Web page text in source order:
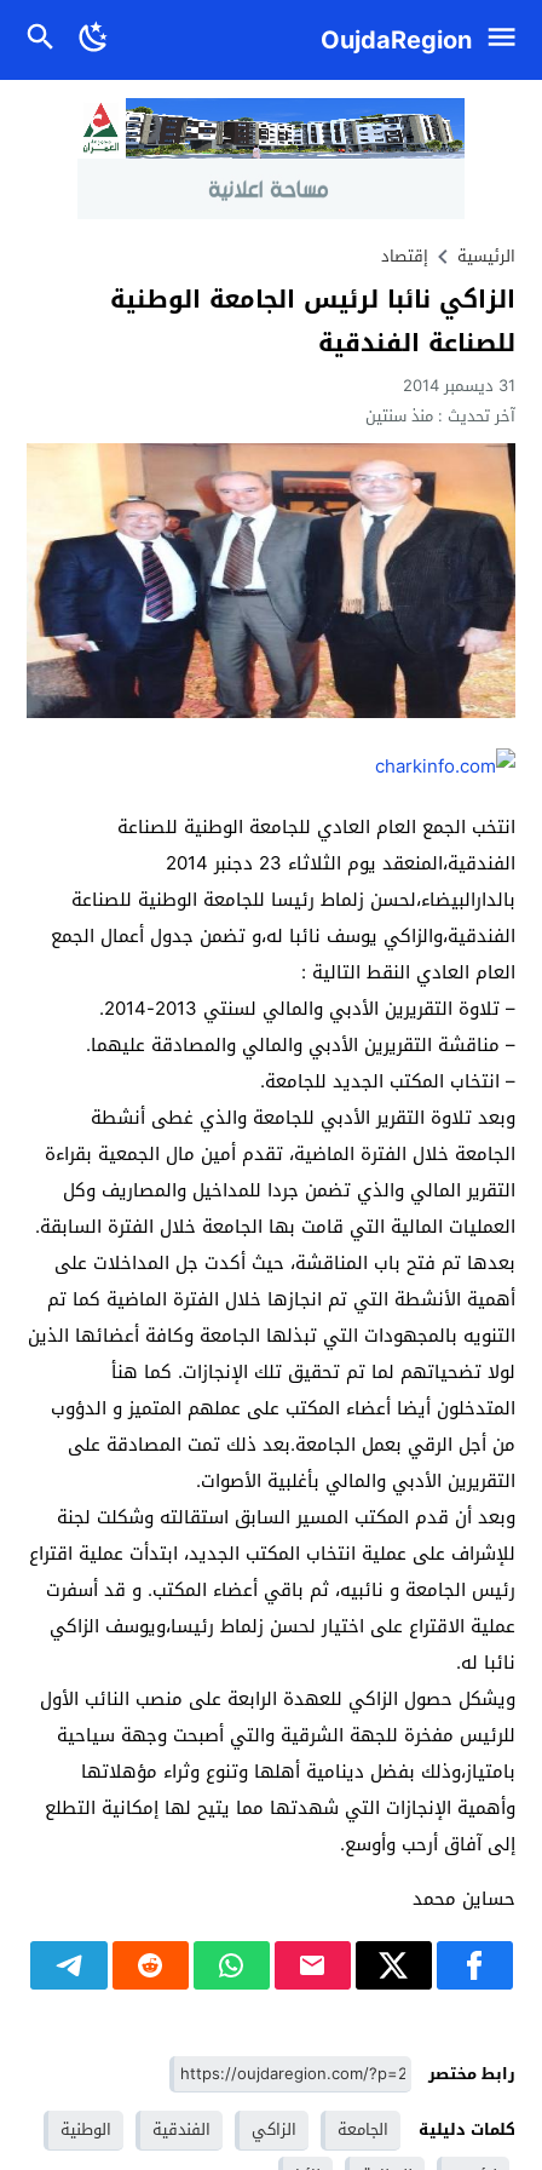
OujdaRegion
الرئيسية إقتصاد
الزاكي نائبا لرئيس الجامعة الوطنية
للصناعة الفندقية
31 ديسمبر 2014
آخر تحديث :منذ سنتين
انتخب الجمع العام العادي للجامعة الوطنية للصناعة
الفندقية،المنعقد يوم الثلاثاء 23 دجنبر 2014
بالدارالبيضاء،لحسن زلماط رئيسا للجامعة الوطنية للصناعة
الفندقية،والزاكي يوسف نائبا له،و تضمن جدول أعمال الجمع
العام العادي النقط التالية :
– تلاوة التقريرين الأدبي والمالي لسنتي 2013-2014.
– مناقشة التقريرين الأدبي والمالي والمصادقة عليهما.
– انتخاب المكتب الجديد للجامعة.
وبعد تلاوة التقرير الأدبي للجامعة والذي غطى أنشطة
الجامعة خلال الفترة الماضية، تقدم أمين مال الجمعية بقراءة
التقرير المالي والذي تضمن جردا للمداخيل والمصاريف وكل
العمليات المالية التي قامت بها الجامعة خلال الفترة السابقة.
بعدها تم فتح باب المناقشة، حيث أكدت جل المداخلات على
أهمية الأنشطة التي تم انجازها خلال الفترة الماضية كما تم
التنويه بالمجهودات التي تبذلها الجامعة وكافة أعضائها الذين
لولا تضحياتهم لما تم تحقيق تلك الإنجازات. كما هنأ
المتدخلون أيضا أعضاء المكتب على عملهم المتميز و الدؤوب
من أجل الرقي بعمل الجامعة.بعد ذلك تمت المصادقة على
التقريرين الأدبي والمالي بأغلبية الأصوات.
وبعد أن قدم المكتب المسير السابق استقالته وشكلت لجنة
للإشراف على عملية انتخاب المكتب الجديد، ابتدأت عملية اقتراع
رئيس الجامعة و نائبيه، ثم باقي أعضاء المكتب. و قد أسفرت
عملية الاقتراع على اختيار لحسن زلماط رئيسا،ويوسف الزاكي
نائبا له.
ويشكل حصول الزاكي للعهدة الرابعة على منصب النائب الأول
للرئيس مفخرة للجهة الشرقية والتي أصبحت وجهة سياحية
بامتياز،وذلك بفضل دينامية أهلها وتنوع وثراء مؤهلاتها
وأهمية الإنجازات التي شهدتها مما يتيح لها إمكانية التطلع
إلى آفاق أرحب وأوسع.
حساين محمد
رابط مختصر
كلمات دليلية
الجامعة الزاكي الفندقية
الوطنية